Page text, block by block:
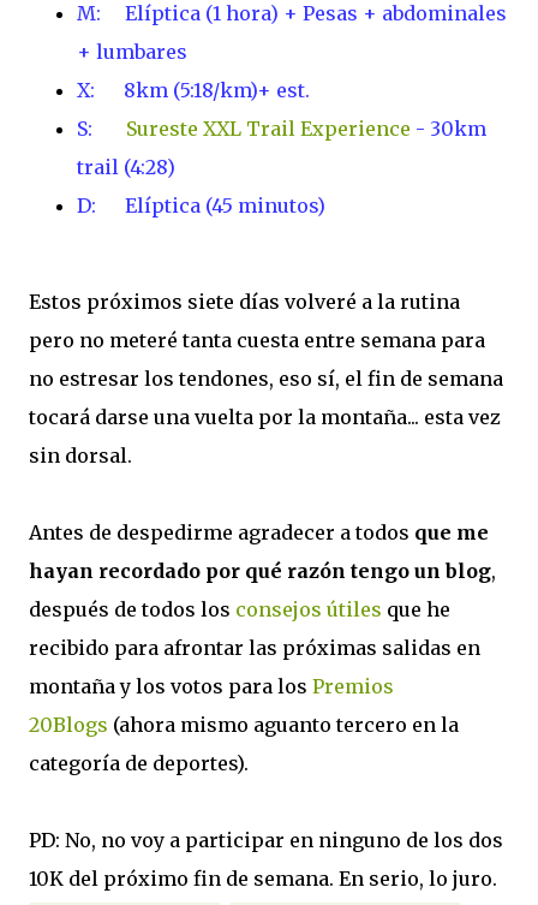
M: Elíptica (1 hora) + Pesas + abdominales
+ lumbares
X: 8km (5:18/km)+ est.
S:
Sureste XXL Trail Experience - 30km
trail (4:28)
D: Elíptica (45 minutos)
Estos próximos siete días volveré a la rutina
pero no meteré tanta cuesta entre semana para
no estresar los tendones, eso sí, el fin de semana
tocará darse una vuelta por la montaña... esta vez
sin dorsal.
Antes de despedirme agradecer a todos que me
hayan recordado por qué razón tengo un blog,
después de todos los consejos útiles que he
recibido para afrontar las próximas salidas en
montaña y los votos para los Premios
20Blogs (ahora mismo aguanto tercero en la
categoría de deportes).
PD: No, no voy a participar en ninguno de los dos
10K del próximo fin de semana. En serio, lo juro.